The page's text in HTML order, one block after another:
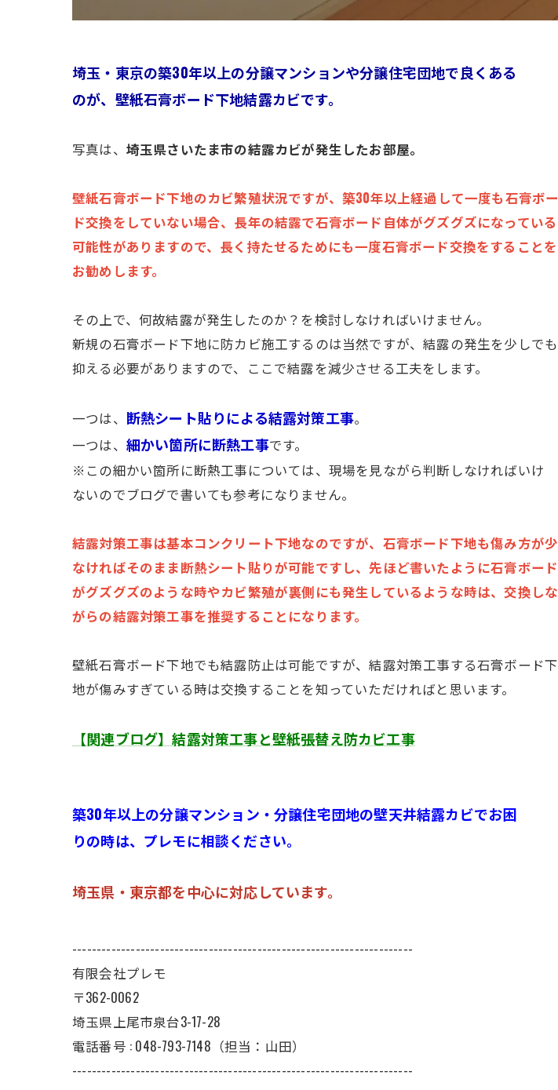
埼玉・東京の築30年以上の分譲マンションや分譲住宅団地で良くある
のが、壁紙石膏ボード下地結露カビです。
写真は、 埼玉県さいたま市の結露カビが発生したお部屋。
壁紙石膏ボード下地のカビ繁殖状況ですが、築30年以上経過して一度も石膏ボー
ド交換をしていない場合、長年の結露で石膏ボード自体がグズグズになっている
可能性がありますので、長く持たせるためにも一度石膏ボード交換をすることを
お勧めします。
その上で、何故結露が発生したのか？を検討しなければいけません。
新規の石膏ボード下地に防カビ施工するのは当然ですが、結露の発生を少しでも
抑える必要がありますので、ここで結露を減少させる工夫をします。
一つは、 断熱シート貼りによる結露対策工事。
一つは、 細かい箇所に断熱工事です。
※この細かい箇所に断熱工事については、現場を見ながら判断しなければいけ
ないのでブログで書いても参考になりません。
結露対策工事は基本コンクリート下地なのですが、石膏ボード下地も傷み方が少
なければそのまま断熱シート貼りが可能ですし、先ほど書いたように石膏ボード
がグズグズのような時やカビ繁殖が裏側にも発生しているような時は、交換しな
がらの結露対策工事を推奨することになります。
壁紙石膏ボード下地でも結露防止は可能ですが、結露対策工事する石膏ボード下
地が傷みすぎている時は交換することを知っていただければと思います。
【関連ブログ】結露対策工事と壁紙張替え防カビ工事
築30年以上の分譲マンション・分譲住宅団地の壁天井結露カビでお困
りの時は、プレモに相談ください。
埼玉県・東京都を中心に対応しています。
----------------------------------------------------------------------
有限会社プレモ
〒362-0062
埼玉県上尾市泉台3-17-28
電話番号 : 048-793-7148（担当：山田）
----------------------------------------------------------------------